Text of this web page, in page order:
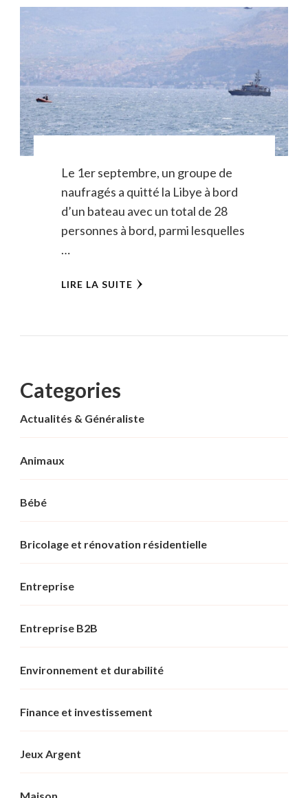
Le 1er septembre, un groupe de
naufragés a quitté la Libye à bord
d’un bateau avec un total de 28
personnes à bord, parmi lesquelles
…
LIRE LA SUITE
Categories
Actualités & Généraliste
Animaux
Bébé
Bricolage et rénovation résidentielle
Entreprise
Entreprise B2B
Environnement et durabilité
Finance et investissement
Jeux Argent